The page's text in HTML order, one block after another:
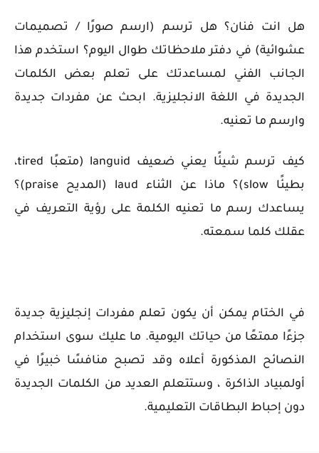
هل انت فنان؟ هل ترسم (ارسم صورًا / تصميمات
عشوائية) في دفتر ملاحظاتك طوال اليوم؟ استخدم هذا
الجانب الفني لمساعدتك على تعلم بعض الكلمات
الجديدة في اللغة الانجليزية. ابحث عن مفردات جديدة
وارسم ما تعنيه.
كيف ترسم شيئًا يعني ضعيف languid (متعبًا tired،
بطيئًا slow)؟ ماذا عن الثناء laud (المديح praise)؟
يساعدك رسم ما تعنيه الكلمة على رؤية التعريف في
عقلك كلما سمعته.
في الختام يمكن أن يكون تعلم مفردات إنجليزية جديدة
جزءًا ممتعًا من حياتك اليومية. ما عليك سوى استخدام
النصائح المذكورة أعلاه وقد تصبح منافسًا خبيرًا في
أولمبياد الذاكرة ، وستتعلم العديد من الكلمات الجديدة
دون إحباط البطاقات التعليمية.